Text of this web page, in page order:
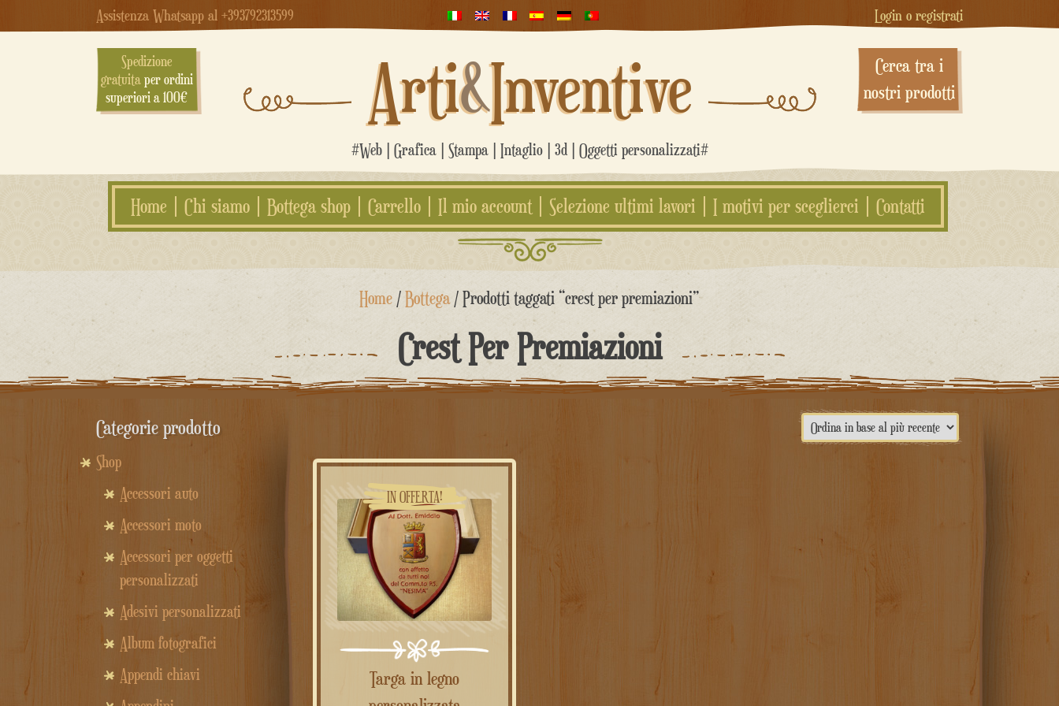
Assistenza Whatsapp al +393792313599 Login o registrati
Spedizione
gratuitaper ordini
superiori a 100€
Arti&Inventive
#Web | Grafica | Stampa | Intaglio | 3d | Oggetti personalizzati#
Cerca tra i
nostri prodotti
Home Chi siamo Bottega shop Carrello Il mio account Selezione ultimi lavori I motivi per sceglierci Contatti
Salta
contenuto
Home /Bottega/ Prodotti taggati “crest per premiazioni”
Crest Per Premiazioni
IN OFFERTA!
Targa in legno
Categorie prodotto
Shop
Accessori auto
Accessori moto
Accessori per oggetti
personalizzati
Adesivi personalizzati
Album fotografici
Appendi chiavi